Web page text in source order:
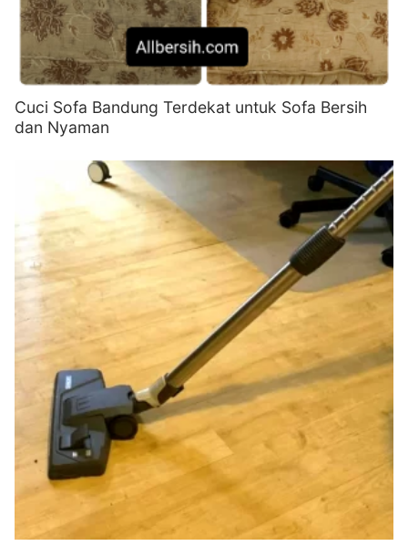
Cuci Sofa Bandung Terdekat untuk Sofa Bersih
dan Nyaman